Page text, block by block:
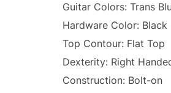
Guitar Colors: Trans
Hardware Color: Black
Top Contour: Flat Top
Dexterity: Right
Construction: Bolt-on